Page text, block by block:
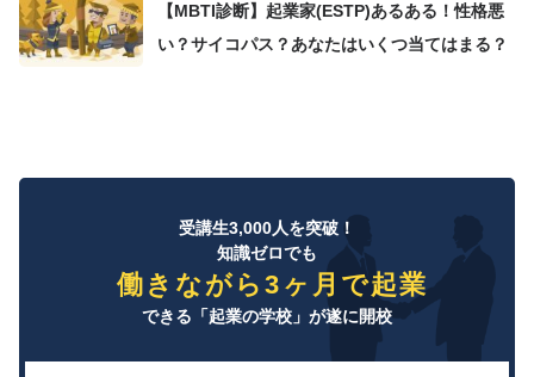
【MBTI診断】起業家(ESTP)あるある！性格悪
い？サイコパス？あなたはいくつ当てはまる？
受講生3,000人を突破！
知識ゼロでも
働きながら3ヶ月で起業
できる「起業の学校」が遂に開校